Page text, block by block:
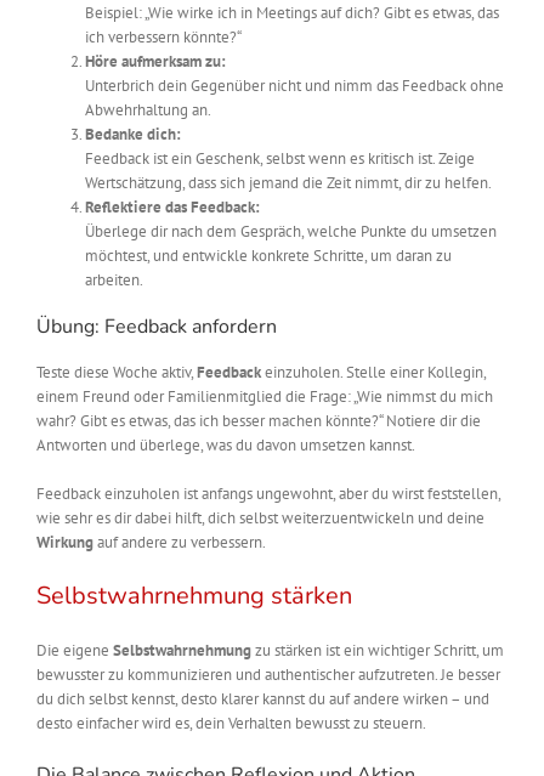
Beispiel: „Wie wirke ich in Meetings auf dich? Gibt es etwas, das
ich verbessern könnte?“
Höre aufmerksam zu:
Unterbrich dein Gegenüber nicht und nimm das Feedback ohne
Abwehrhaltung an.
Bedanke dich:
Feedback ist ein Geschenk, selbst wenn es kritisch ist. Zeige
Wertschätzung, dass sich jemand die Zeit nimmt, dir zu helfen.
Reflektiere das Feedback:
Überlege dir nach dem Gespräch, welche Punkte du umsetzen
möchtest, und entwickle konkrete Schritte, um daran zu
arbeiten.
Übung: Feedback anfordern
Teste diese Woche aktiv,Feedbackeinzuholen. Stelle einer Kollegin,
einem Freund oder Familienmitglied die Frage: „Wie nimmst du mich
wahr? Gibt es etwas, das ich besser machen könnte?“ Notiere dir die
Antworten und überlege, was du davon umsetzen kannst.
Feedback einzuholen ist anfangs ungewohnt, aber du wirst feststellen,
wie sehr es dir dabei hilft, dich selbst weiterzuentwickeln und deine
Wirkungauf andere zu verbessern.
Selbstwahrnehmung stärken
Die eigene Selbstwahrnehmungzu stärken ist ein wichtiger Schritt, um
bewusster zu kommunizieren und authentischer aufzutreten. Je besser
du dich selbst kennst, desto klarer kannst du auf andere wirken – und
desto einfacher wird es, dein Verhalten bewusst zu steuern.